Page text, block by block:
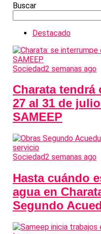
Buscar
Destacado
Sociedad2 semanas ago
Charata tendrá
27 al 31 de
SAMEEP
Sociedad2 semanas ago
Hasta cuándo
agua en
Segundo